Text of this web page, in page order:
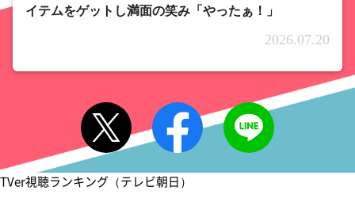
イテムをゲットし満面の笑み「やったぁ！」
2026.07.20
TVer視聴ランキング（テレビ朝日）